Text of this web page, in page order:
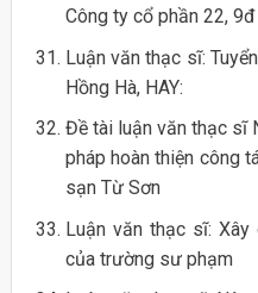
Công ty cổ phần 22, 9đ
Luận văn thạc sĩ:
Hồng Hà, HAY:
Đề tài luận văn thạc sĩ
pháp hoàn thiện công
sạn Từ Sơn
Luận văn thạc sĩ:
của trường sư phạm